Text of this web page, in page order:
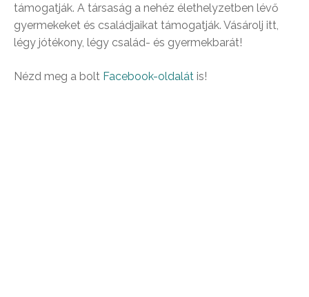
támogatják. A társaság a nehéz élethelyzetben lévő
gyermekeket és családjaikat támogatják. Vásárolj itt,
légy jótékony, légy család- és gyermekbarát!
Nézd meg a bolt Facebook-oldalát is!